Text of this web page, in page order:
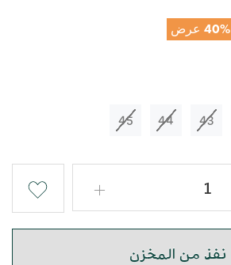
40% عرض
43
44
45
نفذ من المخزن